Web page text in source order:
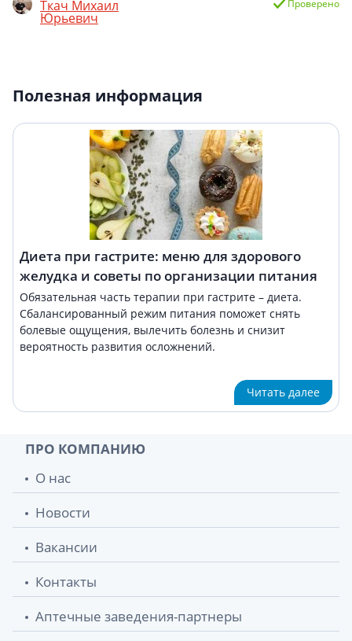
Ткач Михаил
Юрьевич
Проверено
Полезная информация
Диета при гастрите: меню для здорового
желудка и советы по организации питания
Обязательная часть терапии при гастрите – диета.
Сбалансированный режим питания поможет снять
болевые ощущения, вылечить болезнь и снизит
вероятность развития осложнений.
Читать далее
ПРО КОМПАНИЮ
О нас
Новости
Вакансии
Контакты
Аптечные заведения-партнеры